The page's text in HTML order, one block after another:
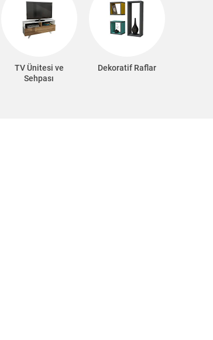
TV Ünitesi ve
Sehpası
Dekoratif Raflar